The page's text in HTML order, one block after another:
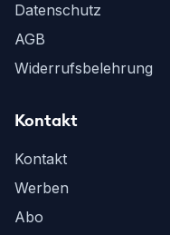
Datenschutz
AGB
Widerrufsbelehrung
Kontakt
Kontakt
Werben
Abo